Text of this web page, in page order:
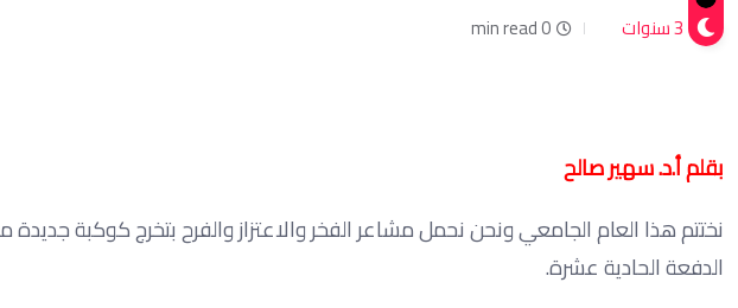
3 سنوات 0 min read
بقلم أ.د. سهير صالح
نختتم هذا العام الجامعي ونحن نحمل مشاعر الفخر والاعتزاز والفرح بتخرج كوكبة
الدفعة الحادية عشرة.